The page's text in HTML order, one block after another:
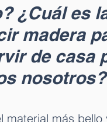
¿Cuál es
madera
de casa
nosotros?
material más